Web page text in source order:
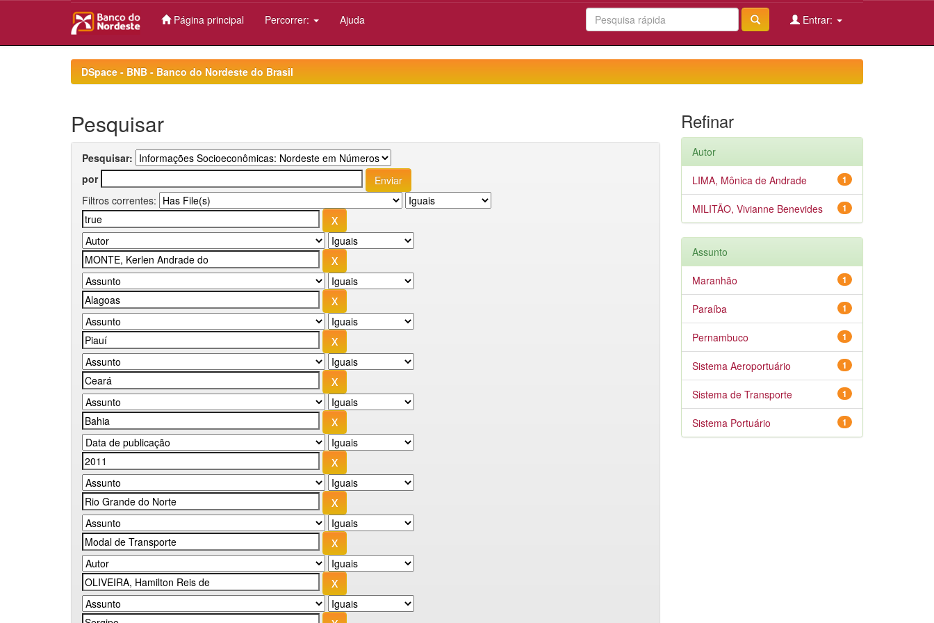
Página principal Percorrer: Ajuda Entrar:
DSpace - BNB - Banco do Nordeste do Brasil
Pesquisar
Pesquisar:
por
Filtros correntes:
Refinar
Autor
1
LIMA, Mônica de Andrade
1
MILITÃO, Vivianne Benevides
Assunto
1
Maranhão
1
Paraíba
1
Pernambuco
1
Sistema Aeroportuário
1
Sistema de Transporte
1
Sistema Portuário